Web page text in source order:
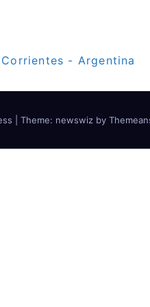
- Argentina
Theme: newswiz by